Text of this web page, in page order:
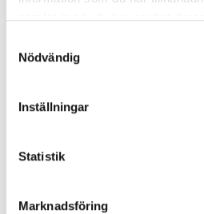
samlat in när du har använt
Nödvändig
Inställningar
Statistik
Marknadsföring
som skyddar madrassen och
storlekar och är 100% polyester.
Mått:
Bäddmått 180x200cm
Djup: 115cm